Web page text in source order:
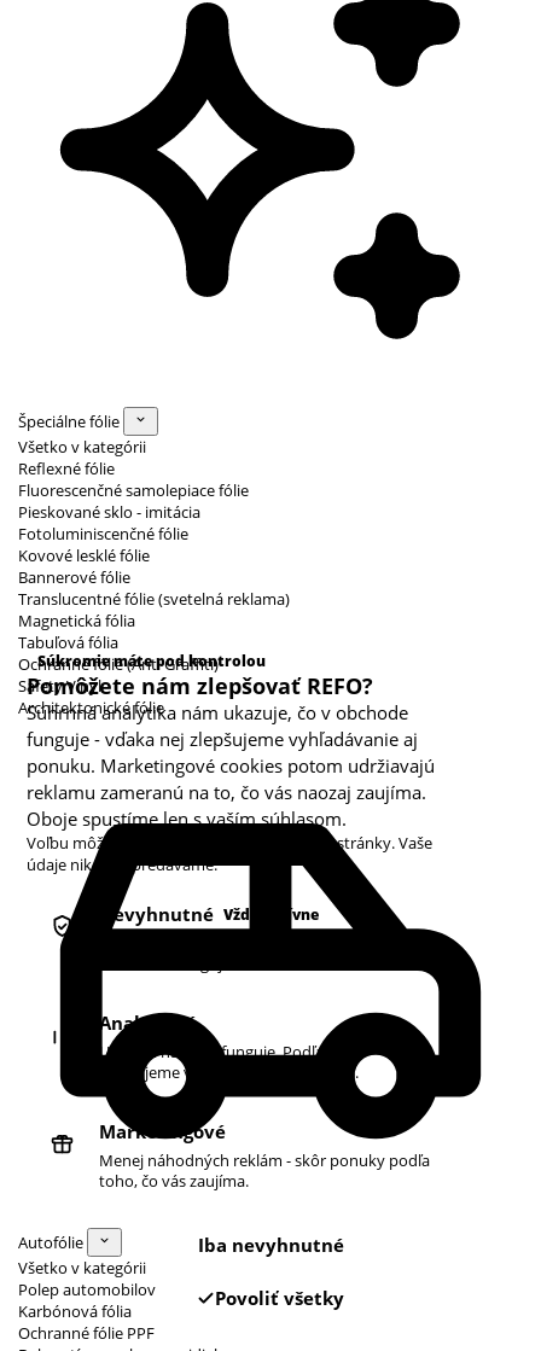
Špeciálne fólie
Všetko v kategórii
Reflexné fólie
Fluorescenčné samolepiace fólie
Pieskované sklo - imitácia
Fotoluminiscenčné fólie
Kovové lesklé fólie
Bannerové fólie
Translucentné fólie (svetelná reklama)
Magnetická fólia
Tabuľová fólia
Ochranné fólie (Anti Graffiti)
Safety Vinyl
Architektonické fólie
Autofólie
Všetko v kategórii
Polep automobilov
Karbónová fólia
Ochranné fólie PPF
Súkromie máte pod kontrolou
Pomôžete nám zlepšovať REFO?
Súhrnná analytika nám ukazuje, čo v obchode
funguje - vďaka nej zlepšujeme vyhľadávanie aj
ponuku. Marketingové cookies potom udržiavajú
reklamu zameranú na to, čo vás naozaj zaujíma.
Oboje spustíme len s vaším súhlasom.
Voľbu môžete kedykoľvek zmeniť v pätičke stránky. Vaše
údaje nikdy nepredávame.
Kategórie cookies
Nevyhnutné Vždy aktívne
Analytické
Ukazujú nám, čo funguje. Podľa toho
zlepšujeme vyhľadávanie aj ponuku.
Marketingové
Menej náhodných reklám - skôr ponuky podľa
toho, čo vás zaujíma.
Iba nevyhnutné
Povoliť všetky